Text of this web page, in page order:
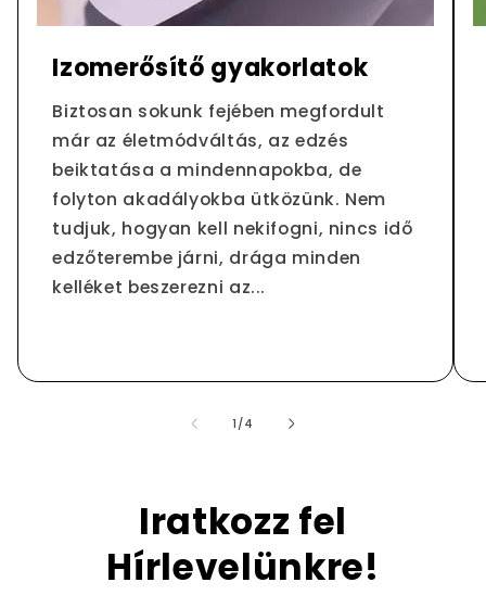
Izomerősítő gyakorlatok
Biztosan sokunk fejében megfordult
már az életmódváltás, az edzés
beiktatása a mindennapokba, de
folyton akadályokba ütközünk. Nem
tudjuk, hogyan kell nekifogni, nincs idő
edzőterembe járni, drága minden
kelléket beszerezni az...
1 //4
Iratkozz fel
Hírlevelünkre!